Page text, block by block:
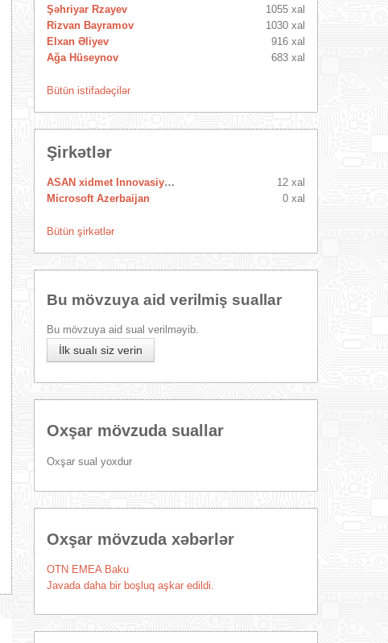
Şəhriyar Rzayev
1055 xal
Rizvan Bayramov
1030 xal
Elxan Əliyev
916 xal
Ağa Hüseynov
683 xal
Bütün istifadəçilər
Şirkətlər
ASAN xidmet Innovasiya Mərkəzi
12 xal
Microsoft Azerbaijan
0 xal
Bütün şirkətlər
Bu mövzuya aid verilmiş suallar
Bu mövzuya aid sual verilməyib.
İlk sualı siz verin
Oxşar mövzuda suallar
Oxşar sual yoxdur
Oxşar mövzuda xəbərlər
OTN EMEA Baku
Javada daha bir boşluq aşkar edildi.